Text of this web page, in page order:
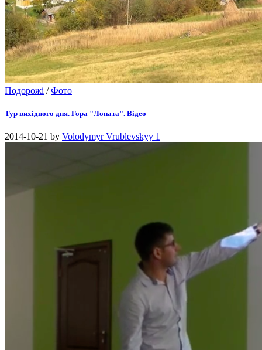
Подорожі /Фото
Тур вихідного дня. Гора "Лопата". Відео
2014-10-21 by Volodymyr Vrublevskyy 1